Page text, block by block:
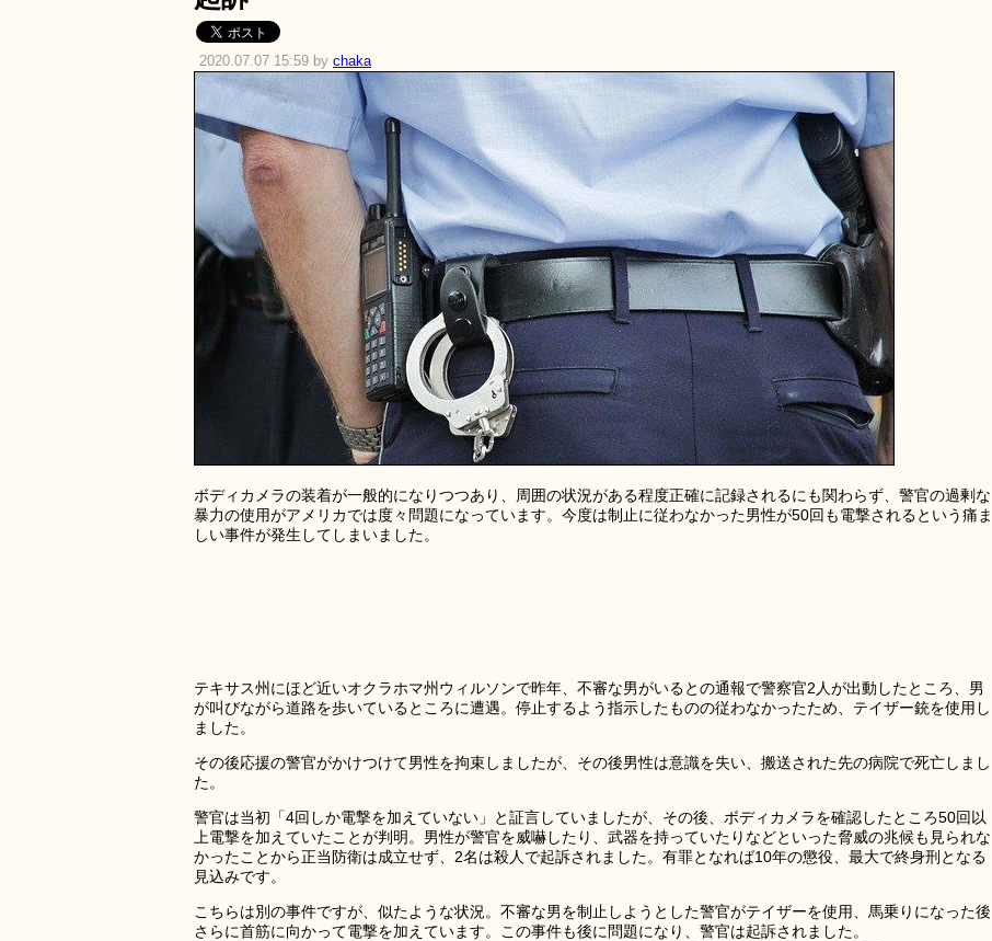
2020.07.07 15:59 by chaka
ボディカメラの装着が一般的になりつつあり、周囲の状況がある程度正確に記録されるにも関わらず、警官の過剰な
暴力の使用がアメリカでは度々問題になっています。今度は制止に従わなかった男性が50回も電撃されるという痛ま
しい事件が発生してしまいました。
テキサス州にほど近いオクラホマ州ウィルソンで昨年、不審な男がいるとの通報で警察官2人が出動したところ、男
が叫びながら道路を歩いているところに遭遇。停止するよう指示したものの従わなかったため、テイザー銃を使用し
ました。
その後応援の警官がかけつけて男性を拘束しましたが、その後男性は意識を失い、搬送された先の病院で死亡しまし
た。
警官は当初「4回しか電撃を加えていない」と証言していましたが、その後、ボディカメラを確認したところ50回以
上電撃を加えていたことが判明。男性が警官を威嚇したり、武器を持っていたりなどといった脅威の兆候も見られな
かったことから正当防衛は成立せず、2名は殺人で起訴されました。有罪となれば10年の懲役、最大で終身刑となる
見込みです。
こちらは別の事件ですが、似たような状況。不審な男を制止しようとした警官がテイザーを使用、馬乗りになった後
さらに首筋に向かって電撃を加えています。この事件も後に問題になり、警官は起訴されました。